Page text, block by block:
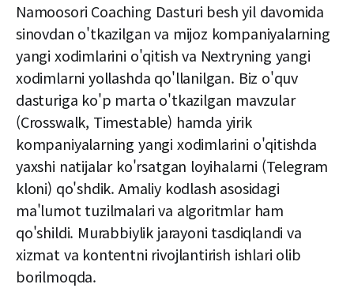
Namoosori Coaching Dasturi besh yil davomida
sinovdan o'tkazilgan va mijoz kompaniyalarning
yangi xodimlarini o'qitish va Nextryning yangi
xodimlarni yollashda qo'llanilgan. Biz o'quv
dasturiga ko'p marta o'tkazilgan mavzular
(Crosswalk, Timestable) hamda yirik
kompaniyalarning yangi xodimlarini o'qitishda
yaxshi natijalar ko'rsatgan loyihalarni (Telegram
kloni) qo'shdik. Amaliy kodlash asosidagi
ma'lumot tuzilmalari va algoritmlar ham
qo'shildi. Murabbiylik jarayoni tasdiqlandi va
xizmat va kontentni rivojlantirish ishlari olib
borilmoqda.